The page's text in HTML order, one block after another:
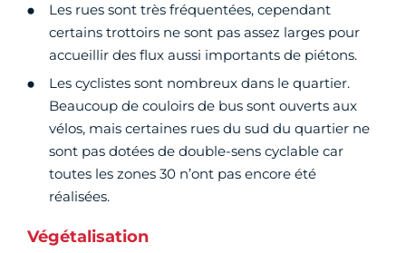
Les rues sont très fréquentées, cependant
certains trottoirs ne sont pas assez larges pour
accueillir des flux aussi importants de piétons.
Les cyclistes sont nombreux dans le quartier.
Beaucoup de couloirs de bus sont ouverts aux
vélos, mais certaines rues du sud du quartier ne
sont pas dotées de double-sens cyclable car
toutes les zones 30 n’ont pas encore été
réalisées.
Végétalisation